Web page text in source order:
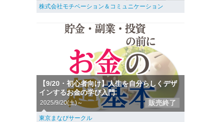
株式会社モチベーション＆コミュニケーション
【9/20・初心者向け】人生を自分らしくデザ
インするお金の学び入門
2025/9/20(土)～ 販売終了
東京まなびサークル